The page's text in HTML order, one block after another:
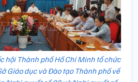
hội Thành phố Hồ Chí Minh tổ chức
Giáo dục và Đào tạo Thành phố về